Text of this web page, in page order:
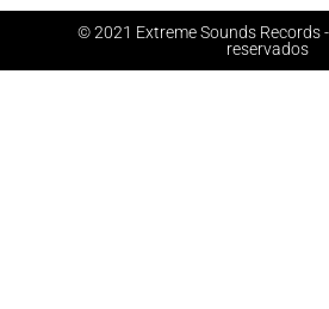
© 2021 Extreme Sounds Records
reservados